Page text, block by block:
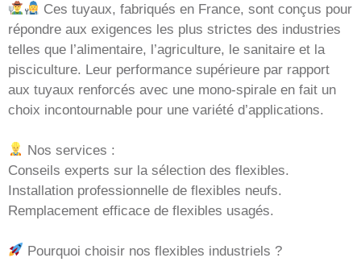
Ces tuyaux, fabriqués en France, sont conçus pour
répondre aux exigences les plus strictes des industries
telles que l’alimentaire, l’agriculture, le sanitaire et la
pisciculture. Leur performance supérieure par rapport
aux tuyaux renforcés avec une mono-spirale en fait un
choix incontournable pour une variété d’applications.
Nos services :
Conseils experts sur la sélection des flexibles.
Installation professionnelle de flexibles neufs.
Remplacement efficace de flexibles usagés.
Pourquoi choisir nos flexibles industriels ?